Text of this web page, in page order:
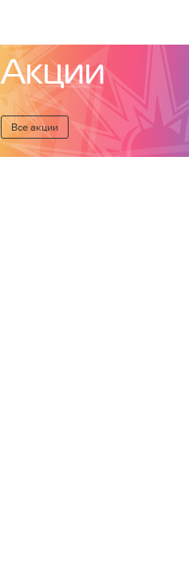
Акции
Все акции